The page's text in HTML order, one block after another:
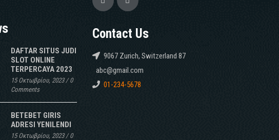
DAFTAR SITUS JUDI
SLOT ONLINE
TERPERCAYA 2023
15 Οκτωβρίου, 2023/0
Comments
BETEBET GIRIS
ADRESI YENILENDI
15 Οκτωβρίου, 2023/0
Contact Us
9067 Zurich, Switzerland 87
abc@gmail.com
01-234-5678